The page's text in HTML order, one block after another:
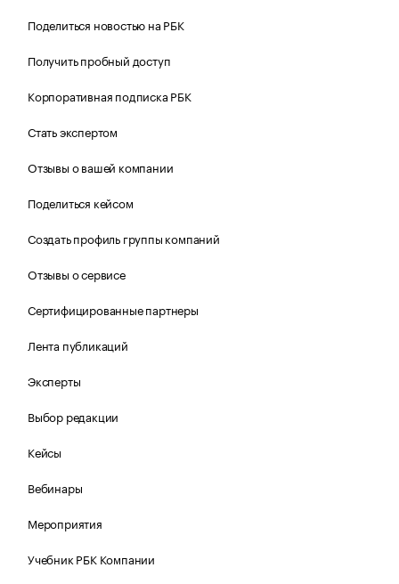
Поделиться новостью на РБК
Получить пробный доступ
Корпоративная подписка РБК
Стать экспертом
Отзывы о вашей компании
Поделиться кейсом
Создать профиль группы компаний
Отзывы о сервисе
Сертифицированные партнеры
Лента публикаций
Эксперты
Выбор редакции
Кейсы
Вебинары
Мероприятия
Учебник РБК Компании